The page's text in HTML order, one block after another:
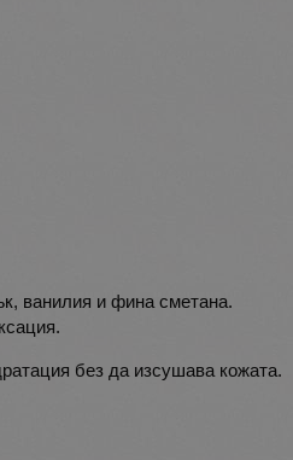
ванилия и фина сметана.
без да изсушава кожата.